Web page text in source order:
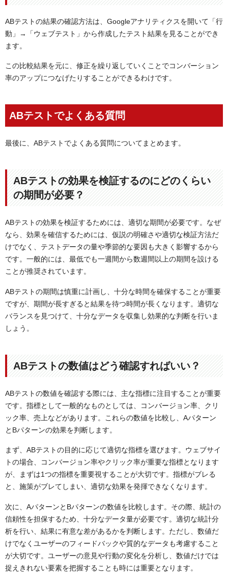
ABテストの結果の確認方法は、Googleアナリティクスを開いて「行
動」→「ウェブテスト」から作成したテスト結果を見ることができ
ます。
この比較結果を元に、修正を繰り返していくことでコンバーション
率のアップにつなげたりすることができるわけです。
ABテストでよくある質問
最後に、ABテストでよくある質問についてまとめます。
ABテストの効果を検証するのにどのくらい
の期間が必要？
ABテストの効果を検証するためには、適切な期間が必要です。なぜ
なら、効果を確信するためには、仮説の明確さや適切な検証方法だ
けでなく、テストデータの量や季節的な要因も大きく影響するから
です。一般的には、最低でも一週間から数週間以上の期間を設ける
ことが推奨されています。
ABテストの期間は慎重に計画し、十分な時間を確保することが重要
ですが、期間が長すぎると結果を待つ時間が長くなります。適切な
バランスを見つけて、十分なデータを収集し効果的な判断を行いま
しょう。
ABテストの数値はどう確認すればいい？
ABテストの数値を確認する際には、主な指標に注目することが重要
です。指標として一般的なものとしては、コンバージョン率、クリ
ック率、売上などがあります。これらの数値を比較し、Aパターン
とBパターンの効果を判断します。
まず、ABテストの目的に応じて適切な指標を選びます。ウェブサイ
トの場合、コンバージョン率やクリック率が重要な指標となります
が、まずは1つの指標を重要視することが大切です。指標がブレる
と、施策がブレてしまい、適切な効果を発揮できなくなります。
次に、AパターンとBパターンの数値を比較します。その際、統計の
信頼性を担保するため、十分なデータ量が必要です。適切な統計分
析を行い、結果に有意な差があるかを判断します。ただし、数値だ
けでなくユーザーのフィードバックや質的なデータも考慮すること
が大切です。ユーザーの意見や行動の変化を分析し、数値だけでは
捉えきれない要素を把握することも時には重要となります。